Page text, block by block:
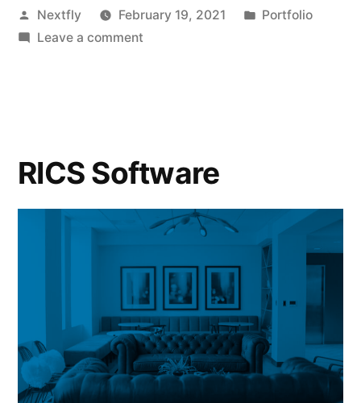
Nextfly February 19, 2021
Portfolio
Leave a comment
RICS Software